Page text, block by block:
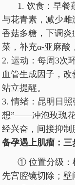
1. 饮食：早餐
与花青素，减少
香菇多糖，下调
菜，补充α-亚麻酸
2. 运动：每周3次
血管生成因子，
站立提醒。
3. 情绪：昆明日
想”——冲泡玫瑰花
经兴奋，间接抑制
备孕遇上肌瘤：三
① 位置分级：
先宫腔镜切除；壁